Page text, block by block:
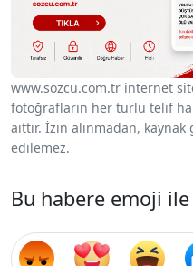
www.sozcu.com.tr internet
fotoğrafların her türlü telif
aittir. İzin alınmadan,
edilemez.
Bu habere emoji